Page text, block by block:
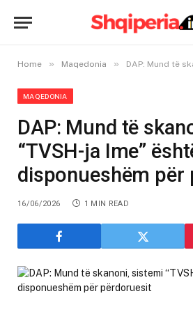
Home » Maqedonia » DAP: Mund të skanoni, sistemi
MAQEDONIA
DAP: Mund të
“TVSH-ja Ime”
disponueshëm për
16/06/2026 1 MIN READ